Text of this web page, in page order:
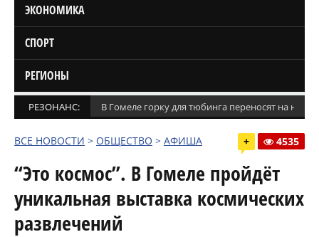
ЭКОНОМИКА
СПОРТ
РЕГИОНЫ
РЕЗОНАНС: В Гомеле горку для тюбинга переносят на
ВСЕ НОВОСТИ > ОБЩЕСТВО > АФИША + 4535
“Это космос”. В Гомеле пройдёт
уникальная выставка космических
развлечений